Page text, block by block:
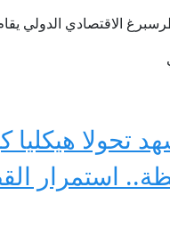
الاقتصادي الدولي يقام في
تحولا
استمرار